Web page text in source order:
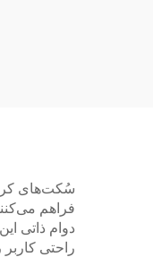
سُکت‌های
فراهم
دوام ذاتی
راحتی